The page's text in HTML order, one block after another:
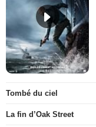
Tombé du ciel
La fin d’Oak Street